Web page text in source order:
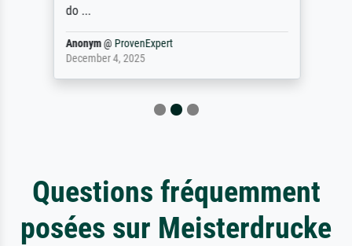
do ...
Anonym@ ProvenExpert
December 4, 2025
Questions fréquemment
posées sur Meisterdrucke